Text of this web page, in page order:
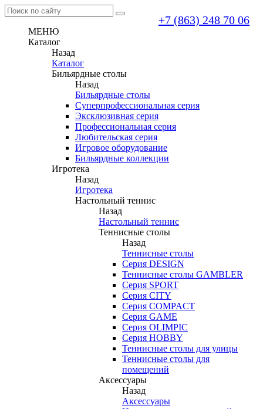
+7 (863) 248 70 06
МЕНЮ
Каталог
Назад
Каталог
Бильярдные столы
Назад
Бильярдные столы
Суперпрофессиональная серия
Эксклюзивная серия
Профессиональная серия
Любительская серия
Игровое оборудование
Бильярдные коллекции
Игротека
Назад
Игротека
Настольный теннис
Назад
Настольный теннис
Теннисные столы
Назад
Теннисные столы
Серия DESIGN
Теннисные столы GAMBLER
Серия SPORT
Серия CITY
Серия COMPACT
Серия GAME
Серия OLIMPIC
Серия HOBBY
Теннисные столы для улицы
Теннисные столы для
помещений
Аксессуары
Назад
Аксессуары